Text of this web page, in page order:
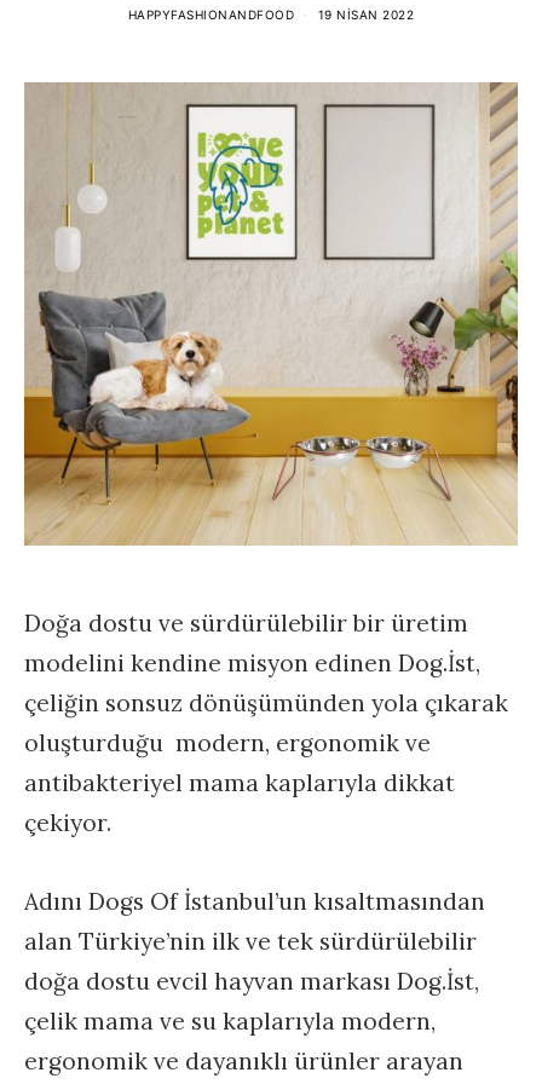
HAPPYFASHIONANDFOOD 19 NISAN 2022
Doğa dostu ve sürdürülebilir bir üretim
modelini kendine misyon edinen Dog.İst,
çeliğin sonsuz dönüşümünden yola çıkarak
oluşturduğu modern, ergonomik ve
antibakteriyel mama kaplarıyla dikkat
çekiyor.
Adını Dogs Of İstanbul’un kısaltmasından
alan Türkiye’nin ilk ve tek sürdürülebilir
doğa dostu evcil hayvan markası Dog.İst,
çelik mama ve su kaplarıyla modern,
ergonomik ve dayanıklı ürünler arayan